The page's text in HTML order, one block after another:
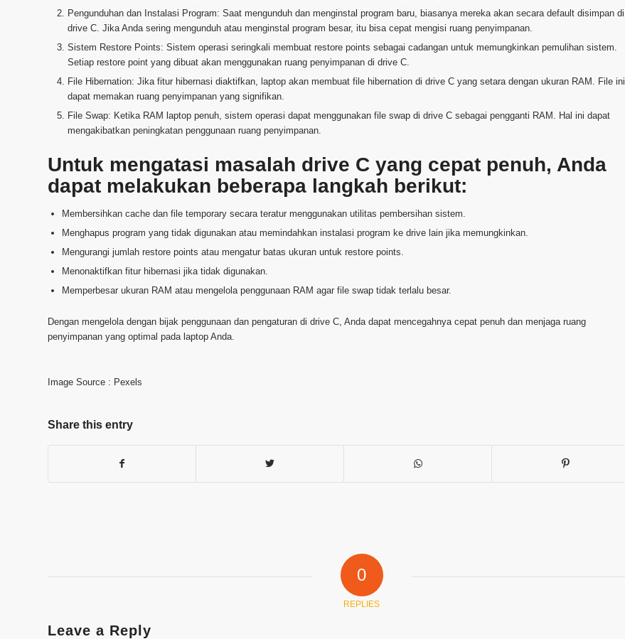
Pengunduhan dan Instalasi Program: Saat mengunduh dan menginstal program baru, biasanya mereka akan secara default disimpan di
drive C. Jika Anda sering mengunduh atau menginstal program besar, itu bisa cepat mengisi ruang penyimpanan.
Sistem Restore Points: Sistem operasi seringkali membuat restore points sebagai cadangan untuk memungkinkan pemulihan sistem.
Setiap restore point yang dibuat akan menggunakan ruang penyimpanan di drive C.
File Hibernation: Jika fitur hibernasi diaktifkan, laptop akan membuat file hibernation di drive C yang setara dengan ukuran RAM. File ini
dapat memakan ruang penyimpanan yang signifikan.
File Swap: Ketika RAM laptop penuh, sistem operasi dapat menggunakan file swap di drive C sebagai pengganti RAM. Hal ini dapat
mengakibatkan peningkatan penggunaan ruang penyimpanan.
Untuk mengatasi masalah drive C yang cepat penuh, Anda
dapat melakukan beberapa langkah berikut:
Membersihkan cache dan file temporary secara teratur menggunakan utilitas pembersihan sistem.
Menghapus program yang tidak digunakan atau memindahkan instalasi program ke drive lain jika memungkinkan.
Mengurangi jumlah restore points atau mengatur batas ukuran untuk restore points.
Menonaktifkan fitur hibernasi jika tidak digunakan.
Memperbesar ukuran RAM atau mengelola penggunaan RAM agar file swap tidak terlalu besar.
Dengan mengelola dengan bijak penggunaan dan pengaturan di drive C, Anda dapat mencegahnya cepat penuh dan menjaga ruang
penyimpanan yang optimal pada laptop Anda.
Image Source : Pexels
Share this entry
0
REPLIES
Leave a Reply